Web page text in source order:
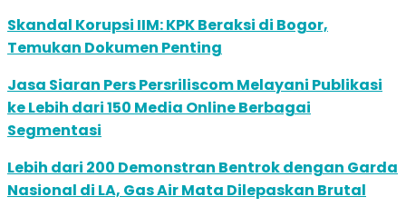
Skandal Korupsi IIM: KPK Beraksi di Bogor,
Temukan Dokumen Penting
Jasa Siaran Pers Persriliscom Melayani Publikasi
ke Lebih dari 150 Media Online Berbagai
Segmentasi
Lebih dari 200 Demonstran Bentrok dengan Garda
Nasional di LA, Gas Air Mata Dilepaskan Brutal